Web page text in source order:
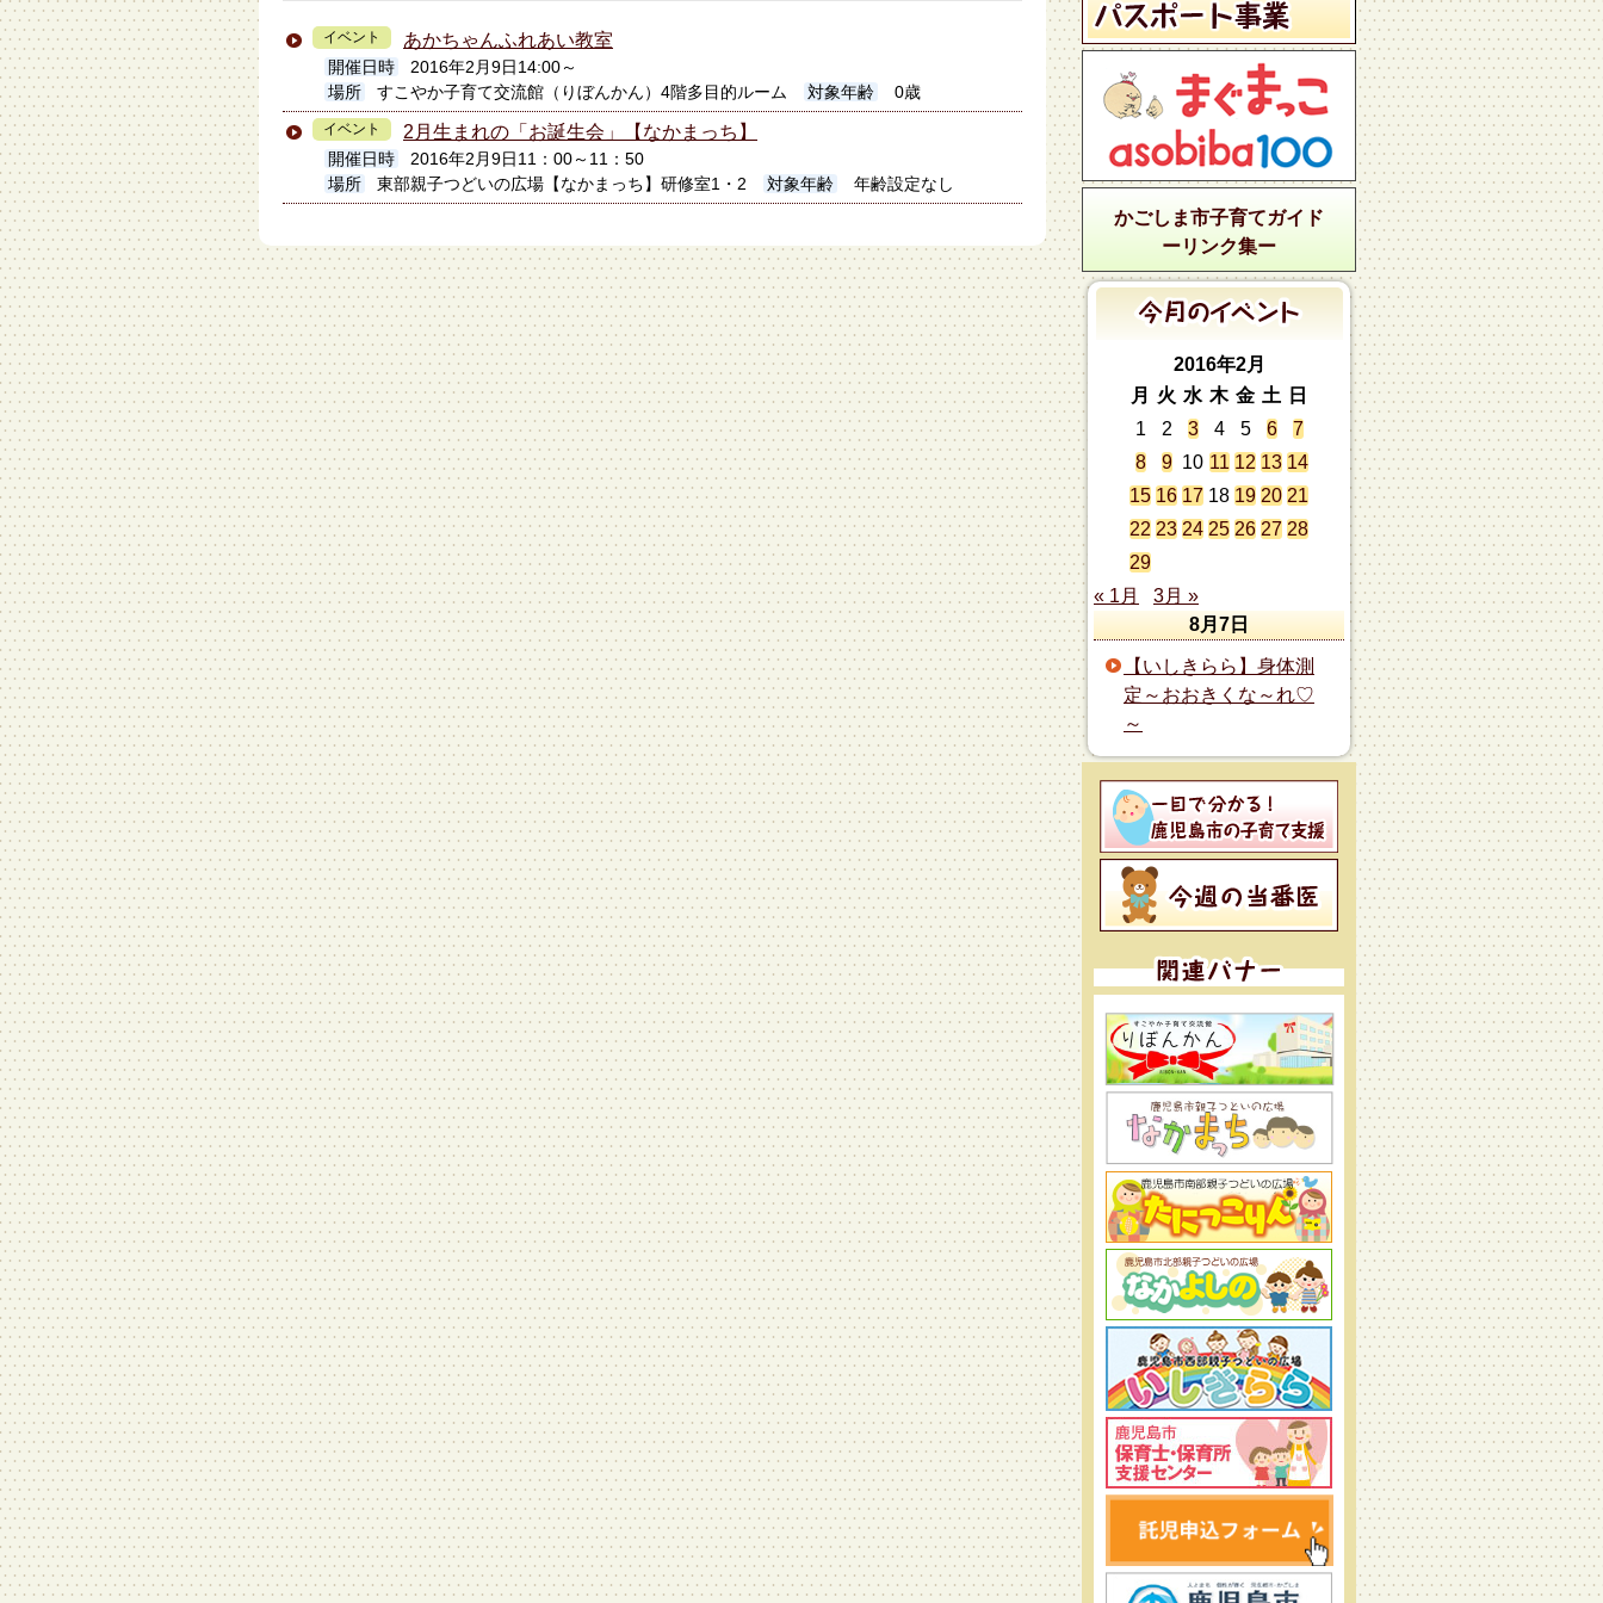
イベント あかちゃんふれあい教室
開催日時
2016年2月9日14:00～
場所
すこやか子育て交流館（りぼんかん）4階多目的ルーム 対象年齢 0歳
イベント 2月生まれの「お誕生会」【なかまっち】
開催日時
2016年2月9日11：00～11：50
場所
東部親子つどいの広場【なかまっち】研修室1・2 対象年齢 年齢設定なし
かごしま市子育てガイド
ーリンク集ー
2016年2月
月
火 水 木 金 土
日
1
2 3 4 5 6
7
8
9 10 11 12 13 14
15 16 17 18 19 20 21
22 23 24 25 26 27 28
29
« 1月
3月 »
8月7日
【いしきらら】身体測
定～おおきくな～れ♡
～